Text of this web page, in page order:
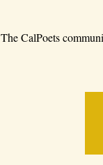
The CalPoets